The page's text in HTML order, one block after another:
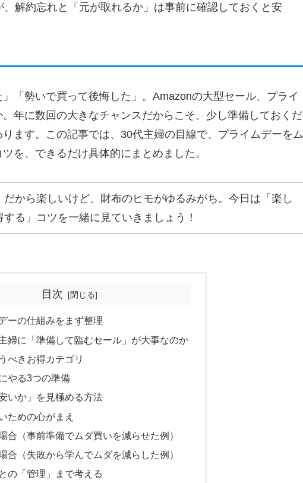
解約忘れと「元が取れるか」は事前に確認しておくと安
」「勢いで買って後悔した」。Amazonの大型セール、プライ
年に数回の大きなチャンスだからこそ、少し準備しておくだ
ます。この記事では、30代主婦の目線で、プライムデーをム
を、できるだけ具体的にまとめました。
から楽しいけど、財布のヒモがゆるみがち。今日は「楽し
る」コツを一緒に見ていきましょう！
目次
ーの仕組みをまず整理
婦に「準備して臨むセール」が大事なのか
べきお得カテゴリ
やる3つの準備
いか」を見極める方法
ための心がまえ
合（事前準備でムダ買いを減らせた例）
合（失敗から学んでムダを減らした例）
の「管理」まで考える